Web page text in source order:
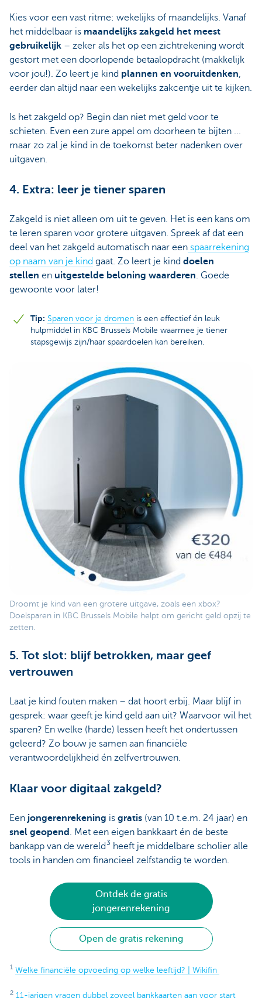
Kies voor een vast ritme: wekelijks of maandelijks. Vanaf
het middelbaar is maandelijks zakgeld het meest
gebruikelijk – zeker als het op een zichtrekening wordt
gestort met een doorlopende betaalopdracht (makkelijk
voor jou!). Zo leert je kind plannen en vooruitdenken
eerder dan altijd naar een wekelijks zakcentje uit te kijken.
Is het zakgeld op? Begin dan niet met geld voor te
schieten. Even een zure appel om doorheen te bijten ...
maar zo zal je kind in de toekomst beter nadenken over
uitgaven.
4. Extra: leer je tiener sparen
Zakgeld is niet alleen om uit te geven. Het is een kans om
te leren sparen voor grotere uitgaven. Spreek af dat een
deel van het zakgeld automatisch naar een spaarrekening
op naam van je kind gaat. Zo leert je kind doelen
stellen en uitgestelde beloning waarderen. Goede
gewoonte voor later!
Tip: Sparen voor je dromen is een effectief én leuk
hulpmiddel in KBC Brussels Mobile waarmee je tiener
stapsgewijs zijn/haar spaardoelen kan bereiken.
Droomt je kind van een grotere uitgave, zoals een xbox?
Doelsparen in KBC Brussels Mobile helpt om gericht geld opzij te
zetten.
5. Tot slot: blijf betrokken, maar geef
vertrouwen
Laat je kind fouten maken – dat hoort erbij. Maar blijf in
gesprek: waar geeft je kind geld aan uit? Waarvoor wil het
sparen? En welke (harde) lessen heeft het ondertussen
geleerd? Zo bouw je samen aan financiële
verantwoordelijkheid én zelfvertrouwen.
Klaar voor digitaal zakgeld?
Een jongerenrekening is gratis (van 10 t.e.m. 24 jaar) en
snel geopend . Met een eigen bankkaart én de beste
bankapp van de wereld 3 heeft je middelbare scholier alle
tools in handen om financieel zelfstandig te worden.
Ontdek de gratis
jongerenrekening
Open de gratis rekening
1 Welke financiële opvoeding op welke leeftijd? | Wikifin
2 11-jarigen vragen dubbel zoveel bankkaarten aan voor start